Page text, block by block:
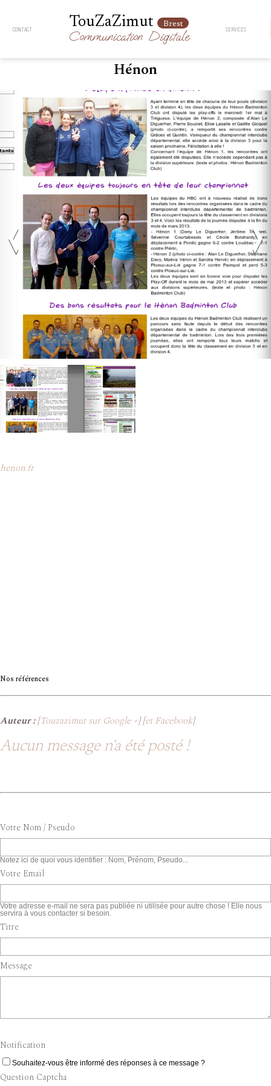
CONTACT TouZaZimut Brest
Communication Digitale SERVICES
Hénon
henon.fr
Nos références
Auteur :[Touzazimut sur Google +] [et Facebook]
Aucun message n'a été posté !
Votre Nom / Pseudo
Notez ici de quoi vous identifier : Nom, Prénom, Pseudo...
Votre Email
Votre adresse e-mail ne sera pas publiée ni utilisée pour autre chose ! Elle nous
servira à vous contacter si besoin.
Titre
Message
Notification
Souhaitez-vous être informé des réponses à ce message ?
Question Captcha